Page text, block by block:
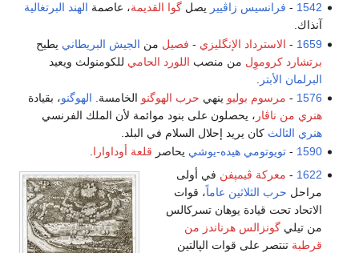
1542
- فرانسيس زاڤيير يصلگوا القديمة، عاصمة الهند البرتغالية
آنذاك.
1659
- الاسترداد الإنگليزي - فصيل من الجيش البريطاني يطيح
برتشارد كروموِل من منصب اللورد الحامي للكومنولث ويعيد
البرلمان الأبتر
1576
- مرسوم بوليو ينهي حرب الهوگنو الخامسة. الهوگنو، بقيادة
هنري من ناڤار ، يحصلون على بنود موائمة لأن الملك الفرنسي
هنري الثالث كان يريد إحلال السلام في البلد.
1590
-تويوتومي هيده-يوشي يحاصر قلعة أوداوارا.
1622
- معركة ڤيمپفن في أولى
مراحل حرب الثلاثين عاماً، قوات
الاتحاد تحت قيادة يوهان تسركالس
من تيليگونزالس هرناندز من
قرطبة تنتصر على قوات الپالتين